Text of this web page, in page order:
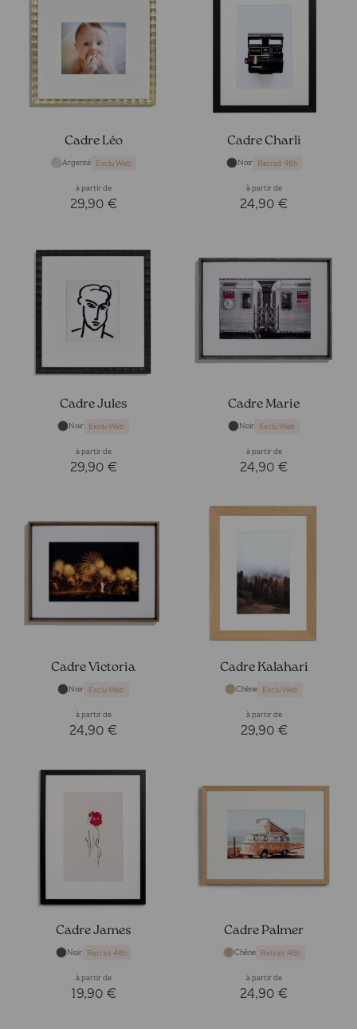
Cadre Léo
Argenté Exclu Web
à partir de
29,90 €
Cadre Charli
Noir Retrait 48h
à partir de
24,90 €
Cadre Jules
Noir Exclu Web
à partir de
29,90 €
Cadre Marie
Noir Exclu Web
à partir de
24,90 €
Cadre Victoria
Noir Exclu Web
à partir de
24,90 €
Cadre Kalahari
Chêne Exclu Web
à partir de
29,90 €
Cadre James
Noir Retrait 48h
à partir de
19,90 €
Cadre Palmer
Chêne Retrait 48h
à partir de
24,90 €